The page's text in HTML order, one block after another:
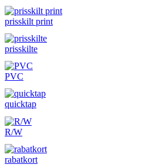
prisskilt print
prisskilte
PVC
quicktap
R/W
rabatkort